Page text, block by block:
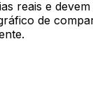
reais e
de